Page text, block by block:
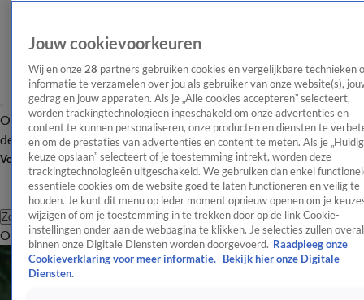
OverzichtAfleveringen Entertainment TV Algemeen
Tip
de redactieNieuwsbrief
Volg Shownieuws
Zoeken
OverzichtEntertainmentSpraakmakendRealityCrimeVideo's
Jouw cookievoorkeuren
Wij en onze 28 partners gebruiken cookies en vergelijkbare technieken
informatie te verzamelen over jou als gebruiker van onze website(s),
gedrag en jouw apparaten. Als je „Alle cookies accepteren” selecteert,
worden trackingtechnologieën ingeschakeld om onze advertenties en
content te kunnen personaliseren, onze producten en diensten te
en om de prestaties van advertenties en content te meten. Als je
keuze opslaan” selecteert of je toestemming intrekt, worden deze
trackingtechnologieën uitgeschakeld. We gebruiken dan enkel
essentiële cookies om de website goed te laten functioneren en veilig te
houden. Je kunt dit menu op ieder moment opnieuw openen om je
wijzigen of om je toestemming in te trekken door op de link Cookie-
instellingen onder aan de webpagina te klikken. Je selecties zullen overal
binnen onze Digitale Diensten worden doorgevoerd. Raadpleeg onze
Cookieverklaring voor meer informatie.
Bekijk hier onze Digitale
Diensten.